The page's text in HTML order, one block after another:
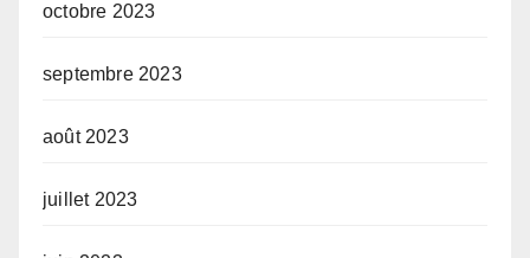
octobre 2023
septembre 2023
août 2023
juillet 2023